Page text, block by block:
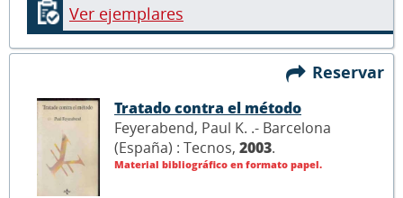
Ver ejemplares
Reservar
Tratado contra el método
Feyerabend, Paul K. .- Barcelona
(España) : Tecnos, 2003.
Material bibliográfico en formato papel.